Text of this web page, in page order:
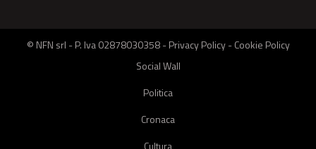
© NFN srl - P. Iva 02878030358 -Privacy Policy-Cookie Policy
Social Wall
Politica
Cronaca
Cultura